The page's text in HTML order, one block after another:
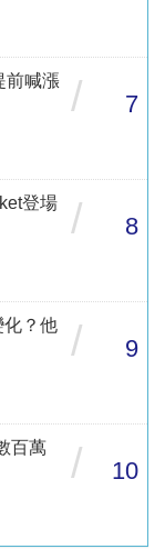
前喊漲
/ 7
登場
/ 8
化？他
/ 9
百萬
/ 10